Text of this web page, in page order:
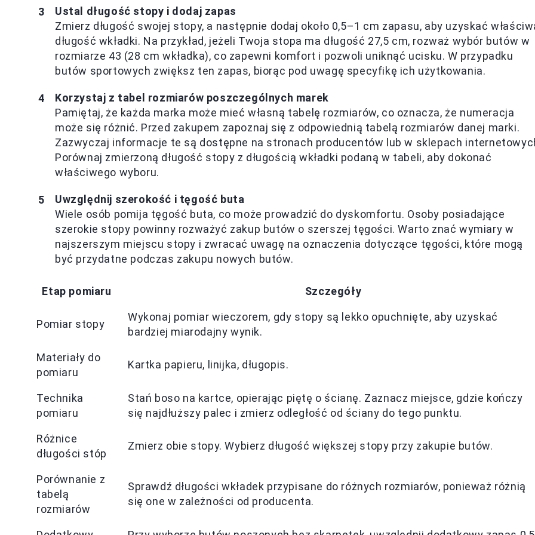
Ustal długość stopy i dodaj zapas
Zmierz długość swojej stopy, a następnie dodaj około 0,5–1 cm zapasu, aby uzyskać
długość wkładki. Na przykład, jeżeli Twoja stopa ma długość 27,5 cm, rozważ wybór butów w
rozmiarze 43 (28 cm wkładka), co zapewni komfort i pozwoli uniknąć ucisku. W przypadku
butów sportowych zwiększ ten zapas, biorąc pod uwagę specyfikę ich użytkowania.
Korzystaj z tabel rozmiarów poszczególnych marek
Pamiętaj, że każda marka może mieć własną tabelę rozmiarów, co oznacza, że numeracja
może się różnić. Przed zakupem zapoznaj się z odpowiednią tabelą rozmiarów danej marki.
Zazwyczaj informacje te są dostępne na stronach producentów lub w sklepach
Porównaj zmierzoną długość stopy z długością wkładki podaną w tabeli, aby dokonać
właściwego wyboru.
Uwzględnij szerokość i tęgość buta
Wiele osób pomija tęgość buta, co może prowadzić do dyskomfortu. Osoby posiadające
szerokie stopy powinny rozważyć zakup butów o szerszej tęgości. Warto znać wymiary w
najszerszym miejscu stopy i zwracać uwagę na oznaczenia dotyczące tęgości, które mogą
być przydatne podczas zakupu nowych butów.
Etap pomiaru Szczegóły
Pomiar stopy
Wykonaj pomiar wieczorem, gdy stopy są lekko opuchnięte, aby uzyskać
bardziej miarodajny wynik.
Materiały do
pomiaru
Kartka papieru, linijka, długopis.
Technika
pomiaru
Stań boso na kartce, opierając piętę o ścianę. Zaznacz miejsce, gdzie kończy
się najdłuższy palec i zmierz odległość od ściany do tego punktu.
Różnice
długości stóp
Zmierz obie stopy. Wybierz długość większej stopy przy zakupie butów.
Porównanie z
tabelą
rozmiarów
Sprawdź długości wkładek przypisane do różnych rozmiarów, ponieważ różnią
się one w zależności od producenta.